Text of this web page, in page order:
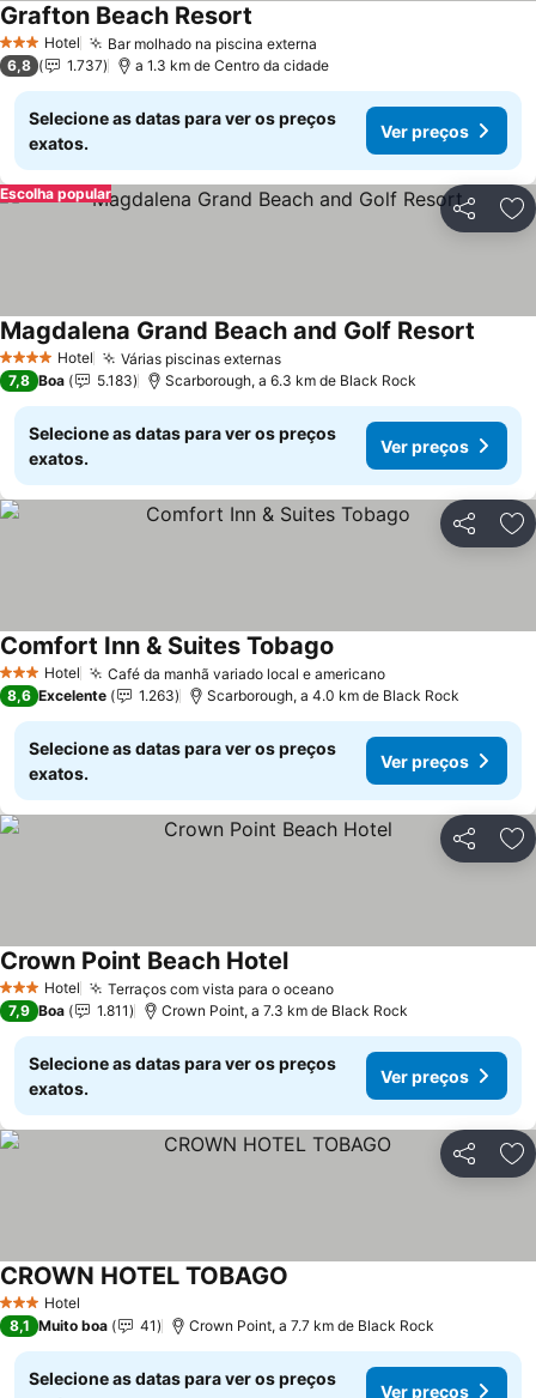
3 EstrelasHotel Bar molhado na piscina externa
Grafton Beach Resort
6,8 1.737 a 1.3 km de Centro da cidade
Selecione as datas para ver os preços
exatos.
Ver preços
Partilhar
Escolha popular
4 EstrelasHotel Várias piscinas externas
Magdalena Grand Beach and Golf Resort
7,8 Boa 5.183 Scarborough, a 6.3 km de Black Rock
Selecione as datas para ver os preços
exatos.
Ver preços
Partilhar
3 EstrelasHotel Café da manhã variado local e americano
Comfort Inn & Suites Tobago
8,6 Excelente 1.263 Scarborough, a 4.0 km de Black Rock
Selecione as datas para ver os preços
exatos.
Ver preços
Partilhar
3 EstrelasHotel Terraços com vista para o oceano
Crown Point Beach Hotel
7,9 Boa 1.811 Crown Point, a 7.3 km de Black Rock
Selecione as datas para ver os preços
exatos.
Ver preços
Partilhar
3 EstrelasHotel
CROWN HOTEL TOBAGO
8,1 Muito boa 41 Crown Point, a 7.7 km de Black Rock
Selecione as datas para ver os preços
Ver preços